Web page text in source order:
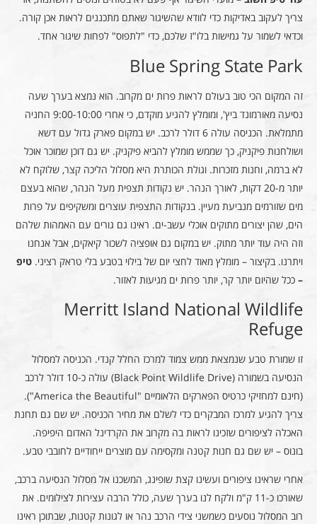
צריך לעקוב באדיקות כדי לוודא שהשיגור שאתם מתכננים לראות אכן קורה.
וכדאי לשמור על גמישות בלו"ז שלכם, כדי "לתפוס" לפחות שיגור אחד.
Blue Spring State Park
זה המקום הכי טוב בעולם לראות פרות ים מקרוב. הוא נמצא בערך שעה
נסיעה מאורמונד ביץ', ומומלץ להגיע מוקדם, כי אחרי 9:00-10:00 החניה
מתמלאת. הכניסה עולה 6 דולר לרכב. יש במקום פארק גדול עם דשא
ושולחנות פיקניק, כך שממש מומלץ להביא פיקניק. יש גם דוכן שמוכר אוכל
לא ברמה, וחנות מזכרות. וגולת הכותרת היא מסלול הליכה קצר, שלוקח לא
יותר מ-20 דקות, לאורך הנהר. יש נקודות תצפית מעל הנהר, שהוא בעצם
מים שזורמים מנביעת מעיין. בנקודות התצפית עוצרים ומשקיפים על פרות
הים, שהן יצורים מתוקים אוכלי עשב-ים. ראינו גם גורים עם האמהות שלהם
וזה היה עוד יותר מתוק. יש במקום גם אופציה לשכור קיאקים, אבל אנחנו
ויתרנו. בקיצור – מומלץ מאוד לחצי יום של בילוי בטבע בלי טראק רציני. טיפ
– ככל שהיום יותר קר, יותר פרות ים מגיעות לאזור.
Merritt Island National Wildlife
Refuge
זו שמורת טבע שנמצאת ממש צמוד למרכז החלל קנדי. הכניסה למסלול
הנסיעה בשמורה (Black Point Wildlife Drive) עולה כ-10 דולר לרכב
(חינם למחזיקי כרטיס הפארקים הלאומיים "America the Beautiful").
צריך להגיע למרכז המבקרים כדי לשלם את מחיר הכניסה. יש שם גם תחנת
האכלה לציפורים שזכינו לראות בה מקרוב את הקרדינל האדום היפיפה.
בונוס – יש שם גם חנות קטנה ומקסימה עם מוצרים ייחודיים לחובבי טבע.
אחרי שראינו ציפורים ועשינו קצת שופינג, המשכנו אל מסלול הנסיעה ברכב,
שאורכו כ-11 ק"מ ולקח לנו בערך שעה, כולל הרבה עצירות לצילומים. את
רוב המסלול נוסעים כשמשני צידי הרכב נהר או לגונות קטנות, שבתוכן ראינו